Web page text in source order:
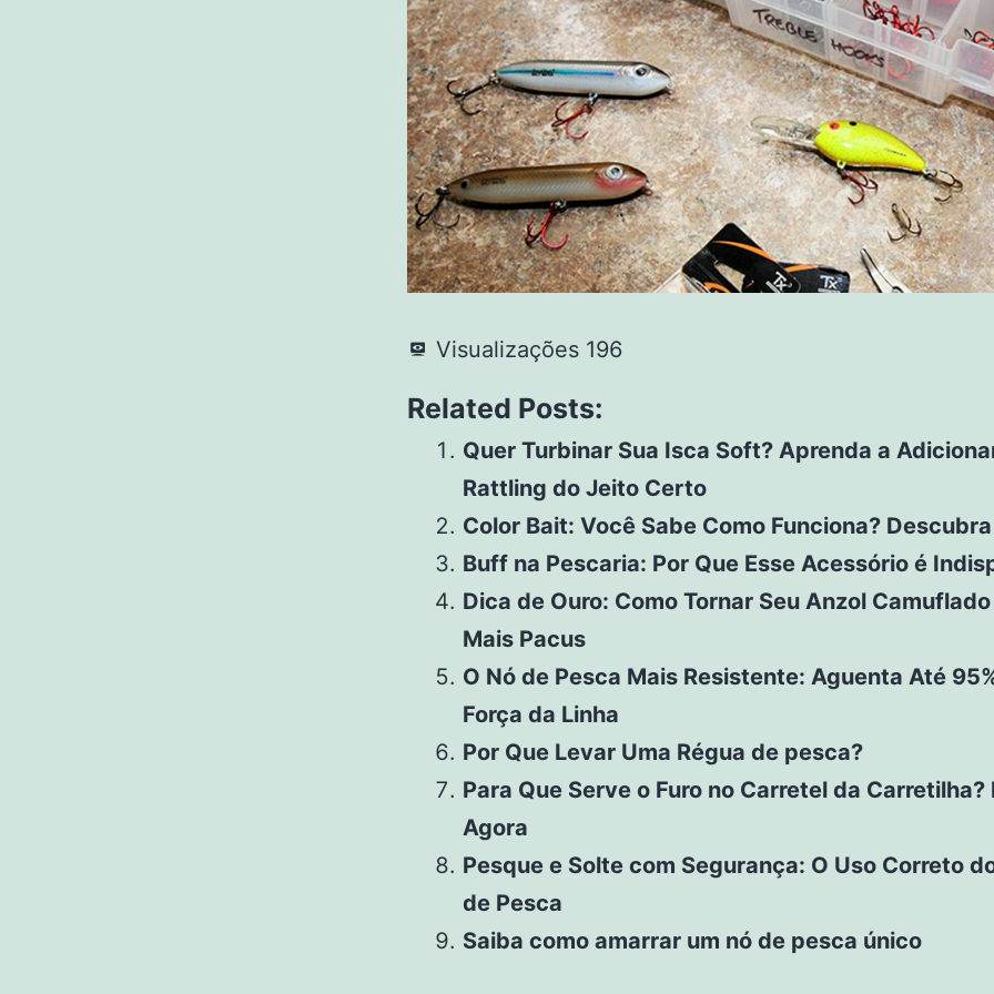
Visualizações 196
Related Posts:
Quer Turbinar Sua Isca Soft? Aprenda a
Rattling do Jeito Certo
Color Bait: Você Sabe Como Funciona?
Buff na Pescaria: Por Que Esse Acessório é
Dica de Ouro: Como Tornar Seu Anzol
Mais Pacus
O Nó de Pesca Mais Resistente: Aguenta Até
Força da Linha
Por Que Levar Uma Régua de pesca?
Para Que Serve o Furo no Carretel da Carretilha?
Agora
Pesque e Solte com Segurança: O Uso Correto
de Pesca
Saiba como amarrar um nó de pesca único